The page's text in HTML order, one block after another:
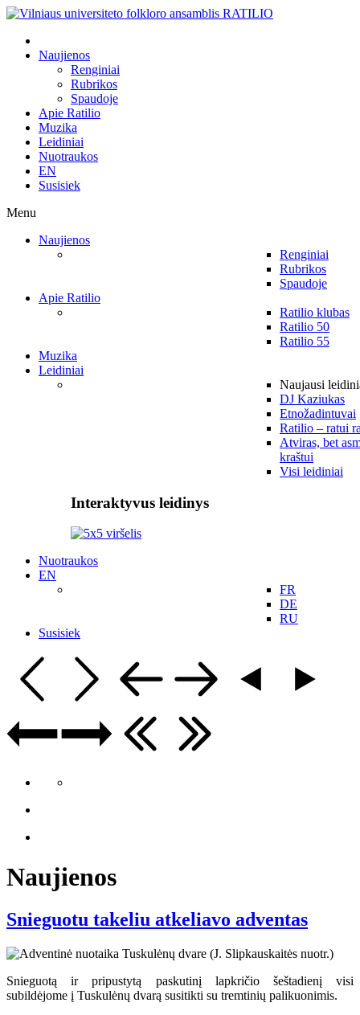
Naujienos
Renginiai
Rubrikos
Spaudoje
Apie Ratilio
Muzika
Leidiniai
Nuotraukos
EN
Susisiek
Menu
Naujienos
Renginiai
Rubrikos
Spaudoje
Apie Ratilio
Ratilio klubas
Ratilio 50
Ratilio 55
Muzika
Leidiniai
Naujausi
DJ Kaziukas
Etnožadintuvai
Ratilio – ratui
Atviras, bet
kraštui
Visi leidiniai
Interaktyvus leidinys
Nuotraukos
EN
FR
DE
RU
Susisiek
Naujienos
Snieguotu takeliu atkeliavo adventas
Snieguotą ir pripustytą paskutinį lapkričio šeštadienį visi
subildėjome į Tuskulėnų dvarą susitikti su tremtinių palikuonimis.